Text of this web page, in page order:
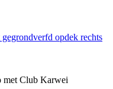
opdek rechts
met Club Karwei